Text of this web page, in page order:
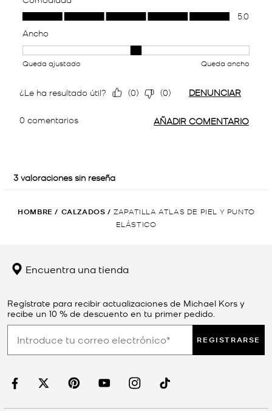
HOMBRE / CALZADOS / ZAPATILLA ATLAS DE PIEL Y PUNTO
ELÁSTICO
Encuentra una tienda
Regístrate para recibir actualizaciones de Michael Kors y
recibe un 10 % de descuento en tu primer pedido.
REGISTRARSE